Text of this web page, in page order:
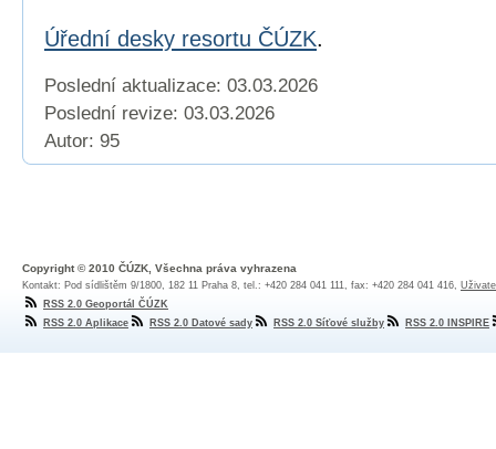
Úřední desky resortu ČÚZK.
Poslední aktualizace: 03.03.2026
Poslední revize: 03.03.2026
Autor: 95
Copyright © 2010 ČÚZK, Všechna práva vyhrazena
Kontakt: Pod sídlištěm 9/1800, 182 11 Praha 8, tel.: +420 284 041 111, fax: +420 284 041 416,
RSS 2.0 Geoportál ČÚZK
RSS 2.0 Aplikace
RSS 2.0 Datové sady RSS 2.0 Síťové služby RSS 2.0 INSPIRE